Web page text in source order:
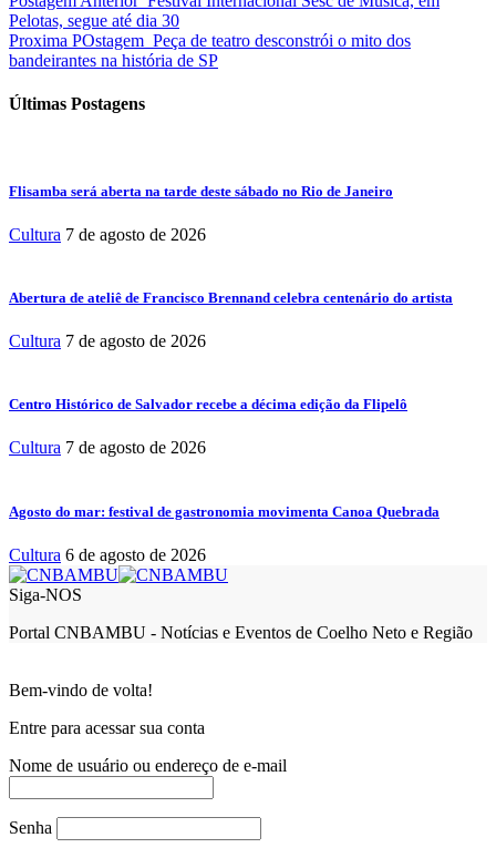
Pelotas, segue até dia 30
Proxima POstagem Peça de teatro desconstrói o mito dos
bandeirantes na história de SP
Últimas Postagens
Flisamba será aberta na tarde deste sábado no Rio de Janeiro
Cultura 7 de agosto de 2026
Abertura de ateliê de Francisco Brennand celebra centenário do artista
Cultura 7 de agosto de 2026
Centro Histórico de Salvador recebe a décima edição da Flipelô
Cultura 7 de agosto de 2026
Agosto do mar: festival de gastronomia movimenta Canoa Quebrada
Cultura 6 de agosto de 2026
Siga-NOS
Portal CNBAMBU - Notícias e Eventos de Coelho Neto e Região
Bem-vindo de volta!
Entre para acessar sua conta
Nome de usuário ou endereço de e-mail
Senha